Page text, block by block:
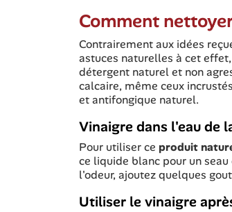
Comment
Contrairement aux idées
astuces naturelles à cet
détergent naturel et non
calcaire, même ceux
et antifongique naturel.
Vinaigre dans l'eau de
Pour utiliser ce produit
ce liquide blanc pour un
l'odeur, ajoutez quelques
Utiliser le vinaigre